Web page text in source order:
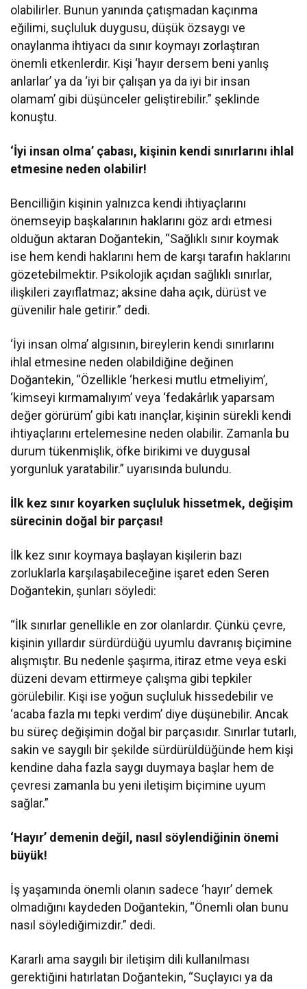
olabilirler. Bunun yanında çatışmadan kaçınma
eğilimi, suçluluk duygusu, düşük özsaygı ve
onaylanma ihtiyacı da sınır koymayı zorlaştıran
önemli etkenlerdir. Kişi ‘hayır dersem beni yanlış
anlarlar’ ya da ‘iyi bir çalışan ya da iyi bir insan
olamam’ gibi düşünceler geliştirebilir.” şeklinde
konuştu.
‘İyi insan olma’ çabası, kişinin kendi sınırlarını ihlal
etmesine neden olabilir!
Bencilliğin kişinin yalnızca kendi ihtiyaçlarını
önemseyip başkalarının haklarını göz ardı etmesi
olduğun aktaran Doğantekin, “Sağlıklı sınır koymak
ise hem kendi haklarını hem de karşı tarafın haklarını
gözetebilmektir. Psikolojik açıdan sağlıklı sınırlar,
ilişkileri zayıflatmaz; aksine daha açık, dürüst ve
güvenilir hale getirir.” dedi.
‘İyi insan olma’ algısının, bireylerin kendi sınırlarını
ihlal etmesine neden olabildiğine değinen
Doğantekin, “Özellikle ‘herkesi mutlu etmeliyim’,
‘kimseyi kırmamalıyım’ veya ‘fedakârlık yaparsam
değer görürüm’ gibi katı inançlar, kişinin sürekli kendi
ihtiyaçlarını ertelemesine neden olabilir. Zamanla bu
durum tükenmişlik, öfke birikimi ve duygusal
yorgunluk yaratabilir.” uyarısında bulundu.
İlk kez sınır koyarken suçluluk hissetmek, değişim
sürecinin doğal bir parçası!
İlk kez sınır koymaya başlayan kişilerin bazı
zorluklarla karşılaşabileceğine işaret eden Seren
Doğantekin, şunları söyledi:
“İlk sınırlar genellikle en zor olanlardır. Çünkü çevre,
kişinin yıllardır sürdürdüğü uyumlu davranış biçimine
alışmıştır. Bu nedenle şaşırma, itiraz etme veya eski
düzeni devam ettirmeye çalışma gibi tepkiler
görülebilir. Kişi ise yoğun suçluluk hissedebilir ve
‘acaba fazla mı tepki verdim’ diye düşünebilir. Ancak
bu süreç değişimin doğal bir parçasıdır. Sınırlar tutarlı,
sakin ve saygılı bir şekilde sürdürüldüğünde hem kişi
kendine daha fazla saygı duymaya başlar hem de
çevresi zamanla bu yeni iletişim biçimine uyum
sağlar.”
‘Hayır’ demenin değil, nasıl söylendiğinin önemi
büyük!
İş yaşamında önemli olanın sadece ‘hayır’ demek
olmadığını kaydeden Doğantekin, “Önemli olan bunu
nasıl söylediğimizdir.” dedi.
Kararlı ama saygılı bir iletişim dili kullanılması
gerektiğini hatırlatan Doğantekin, “Suçlayıcı ya da